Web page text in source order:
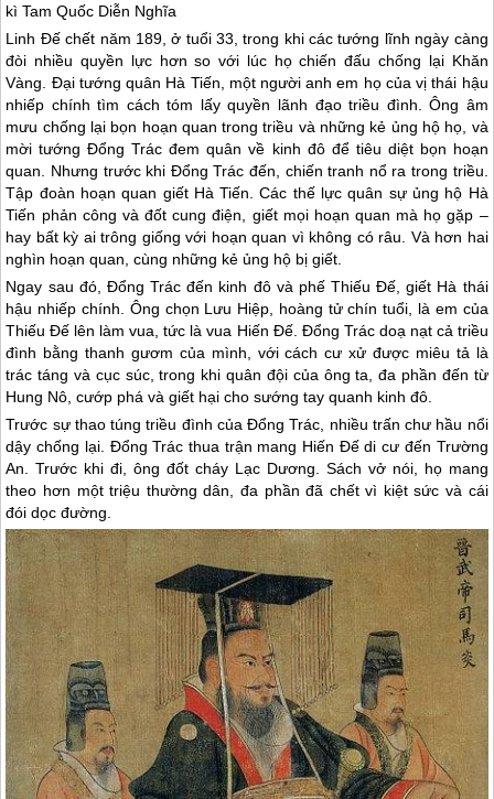
kì Tam Quốc Diễn Nghĩa
Linh Đế chết năm 189, ở tuổi 33, trong khi các tướng lĩnh ngày càng
đòi nhiều quyền lực hơn so với lúc họ chiến đấu chống lại Khăn
Vàng. Đại tướng quân Hà Tiến, một người anh em họ của vị thái hậu
nhiếp chính tìm cách tóm lấy quyền lãnh đạo triều đình. Ông âm
mưu chống lại bọn hoạn quan trong triều và những kẻ ủng hộ họ, và
mời tướng Đổng Trác đem quân về kinh đô để tiêu diệt bọn hoạn
quan. Nhưng trước khi Đổng Trác đến, chiến tranh nổ ra trong triều.
Tập đoàn hoạn quan giết Hà Tiến. Các thế lực quân sự ủng hộ Hà
Tiến phản công và đốt cung điện, giết mọi hoạn quan mà họ gặp –
hay bất kỳ ai trông giống với hoạn quan vì không có râu. Và hơn hai
nghìn hoạn quan, cùng những kẻ ủng hộ bị giết.
Ngay sau đó, Đổng Trác đến kinh đô và phế Thiếu Đế, giết Hà thái
hậu nhiếp chính. Ông chọn Lưu Hiệp, hoàng tử chín tuổi, là em của
Thiếu Đế lên làm vua, tức là vua Hiến Đế. Đổng Trác doạ nạt cả triều
đình bằng thanh gươm của mình, với cách cư xử được miêu tả là
trác táng và cục súc, trong khi quân đội của ông ta, đa phần đến từ
Hung Nô, cướp phá và giết hại cho sướng tay quanh kinh đô.
Trước sự thao túng triều đình của Đổng Trác, nhiều trấn chư hầu nổi
dậy chống lại. Đổng Trác thua trận mang Hiến Đế di cư đến Trường
An. Trước khi đi, ông đốt cháy Lạc Dương. Sách vở nói, họ mang
theo hơn một triệu thường dân, đa phần đã chết vì kiệt sức và cái
đói dọc đường.